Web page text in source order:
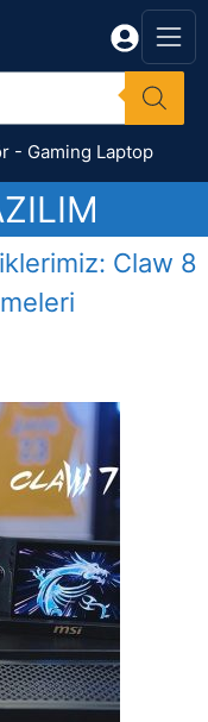
- Gaming Laptop
Claw 8